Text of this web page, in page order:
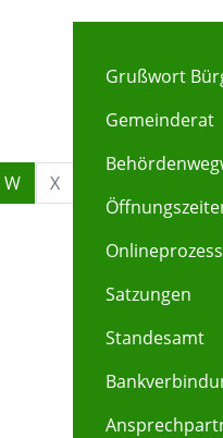
W X
Grußwort
Gemeinderat
Satzungen
Standesamt